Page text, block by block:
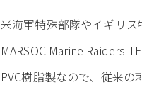
米海軍特殊部隊やイギリ
MARSOC Marine Raiders
PVC樹脂製なので、従来